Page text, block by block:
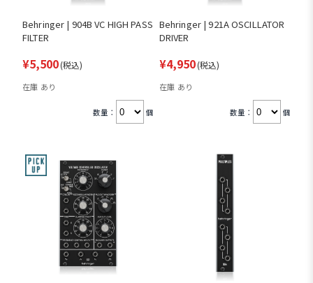
Behringer | 904B VC HIGH PASS
FILTER
¥5,500(税込)
在庫 あり
数量： 個
Behringer | 921A OSCILLATOR
DRIVER
¥4,950(税込)
在庫 あり
数量： 個